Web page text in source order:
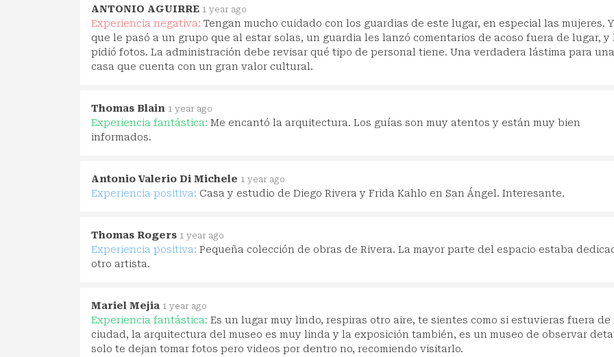
ANTONIO AGUIRRE 1 year ago
Experiencia negativa: Tengan mucho cuidado con los guardias de este lugar, en especial las mujeres.
que le pasó a un grupo que al estar solas, un guardia les lanzó comentarios de acoso fuera de lugar, y
pidió fotos. La administración debe revisar qué tipo de personal tiene. Una verdadera lástima para una
casa que cuenta con un gran valor cultural.
Thomas Blain 1 year ago
Experiencia fantástica: Me encantó la arquitectura. Los guías son muy atentos y están muy bien
informados.
Antonio Valerio Di Michele 1 year ago
Experiencia positiva: Casa y estudio de Diego Rivera y Frida Kahlo en San Ángel. Interesante.
Thomas Rogers 1 year ago
Experiencia positiva: Pequeña colección de obras de Rivera. La mayor parte del espacio estaba
otro artista.
Mariel Mejia 1 year ago
Experiencia fantástica: Es un lugar muy lindo, respiras otro aire, te sientes como si estuvieras fuera de
ciudad, la arquitectura del museo es muy linda y la exposición también, es un museo de observar
solo te dejan tomar fotos pero videos por dentro no, recomiendo visitarlo.